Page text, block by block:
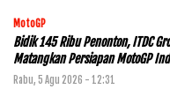
MotoGP
Bidik 145 Ribu Penonton, ITDC
Matangkan Persiapan MotoGP
Rabu, 5 Agu 2026 - 12:31